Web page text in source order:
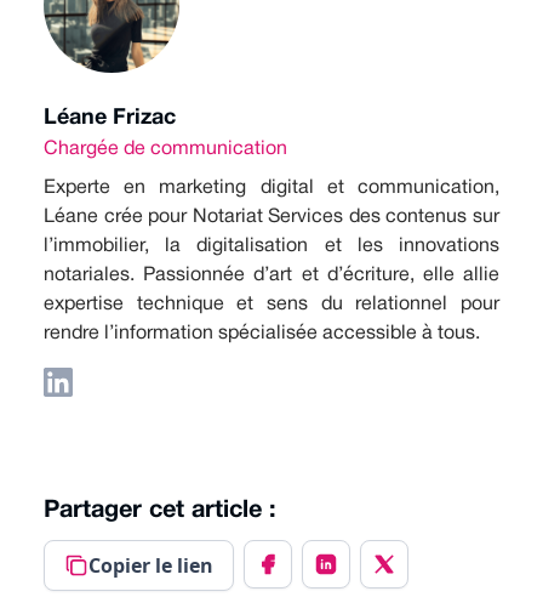
Léane Frizac
Chargée de communication
Experte en marketing digital et communication,
Léane crée pour Notariat Services des contenus sur
l’immobilier, la digitalisation et les innovations
notariales. Passionnée d’art et d’écriture, elle allie
expertise technique et sens du relationnel pour
rendre l’information spécialisée accessible à tous.
Partager cet article :
Copier le lien